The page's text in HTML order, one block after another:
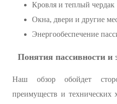
Кровля и теплый чердак
Окна, двери и другие
Энергообеспечение
Понятия пассивности и
Наш обзор обойдет
преимуществ и технических